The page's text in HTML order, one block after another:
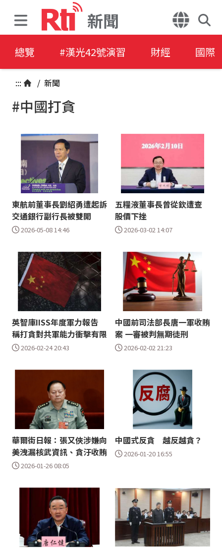
新聞
總覽 #漢光42號演習 財經 國際
::: / 新聞
#中國打貪
東航前董事長劉紹勇遭起訴
交通銀行副行長被雙開
2026-05-08 14:46
五糧液董事長曾從欽遭查
股價下挫
2026-03-02 14:07
英智庫IISS年度軍力報告
稱打貪對共軍能力衝擊有限
2026-02-24 20:43
中國前司法部長唐一軍收賄
案 一審被判無期徒刑
2026-02-02 21:23
華爾街日報：張又俠涉嫌向
美洩漏核武資訊、貪汙收賄
2026-01-26 08:05
中國式反貪 越反越貪？
2026-01-20 16:55